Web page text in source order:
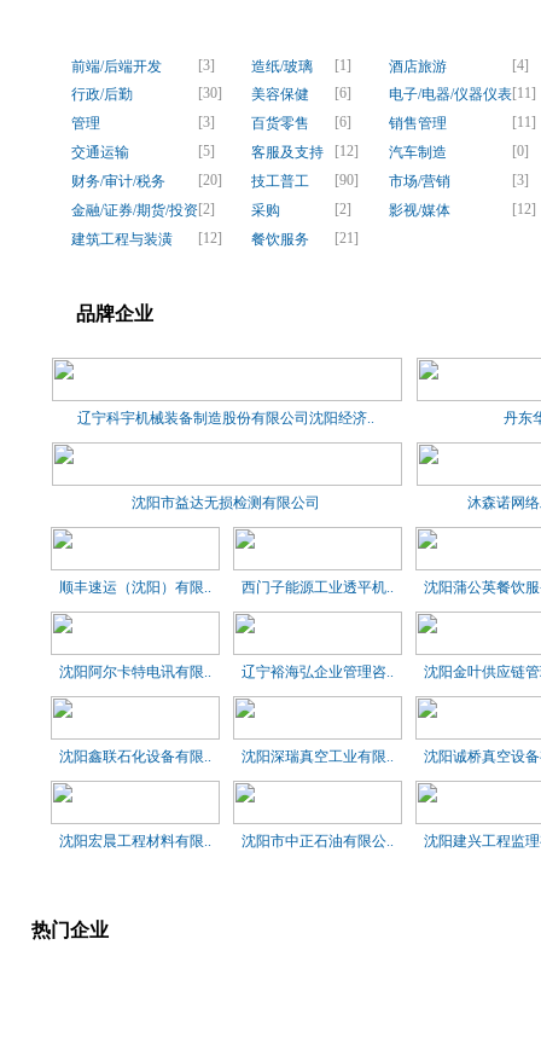
前端/后端开发 [3] 造纸/玻璃 [1] 酒店旅游
[4]
行政/后勤
[30] 美容保健 [6] 电子/电器/仪器仪表[11]
管理
[3] 百货零售 [6] 销售管理
[11]
交通运输
[5] 客服及支持 [12] 汽车制造
[0]
财务/审计/税务
[20] 技工普工 [90] 市场/营销
[3]
金融/证券/期货/投资[2] 采购 [2] 影视/媒体
[12]
建筑工程与装潢
[12] 餐饮服务 [21]
品牌企业
辽宁科宇机械装备制造股份有限公司沈阳经济.. 丹东
沈阳市益达无损检测有限公司 沐森诺网
顺丰速运（沈阳）有限.. 西门子能源工业透平机.. 沈阳蒲公英餐饮
沈阳阿尔卡特电讯有限.. 辽宁裕海弘企业管理咨.. 沈阳金叶供应链
沈阳鑫联石化设备有限.. 沈阳深瑞真空工业有限.. 沈阳诚桥真空设
沈阳宏晨工程材料有限.. 沈阳市中正石油有限公.. 沈阳建兴工程监
热门企业